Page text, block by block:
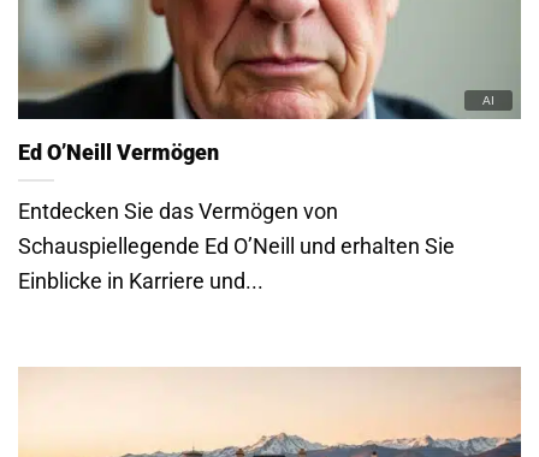
Ed O’Neill Vermögen
Entdecken Sie das Vermögen von
Schauspiellegende Ed O’Neill und erhalten Sie
Einblicke in Karriere und...